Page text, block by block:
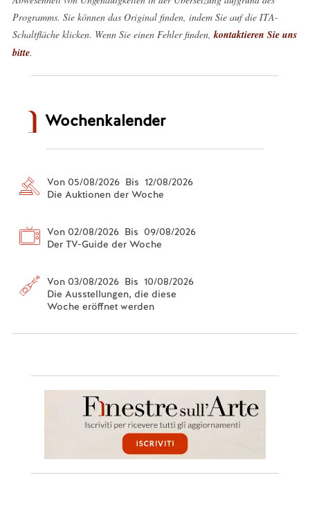
Programms. Sie können das Original finden, indem Sie auf die ITA-
Schaltfläche klicken. Wenn Sie einen Fehler finden,kontaktieren Sie uns
bitte.
Wochenkalender
Von 05/08/2026 Bis 12/08/2026
Die Auktionen der Woche
Von 02/08/2026 Bis 09/08/2026
Der TV-Guide der Woche
Von 03/08/2026 Bis 10/08/2026
Die Ausstellungen, die diese
Woche eröffnet werden